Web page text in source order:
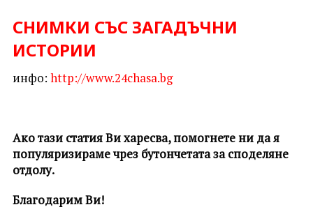
СНИМКИ СЪС ЗАГАДЪЧНИ
ИСТОРИИ
инфо: http://www.24chasa.bg
Ако тази статия Ви харесва, помогнете ни да я
популяризираме чрез бутончетата за споделяне
отдолу.
Благодарим Ви!